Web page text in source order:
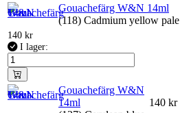
Gouachefärg W&N 14ml
(118) Cadmium yellow pale
140 kr
I lager:
Gouachefärg W&N
14ml
140 kr